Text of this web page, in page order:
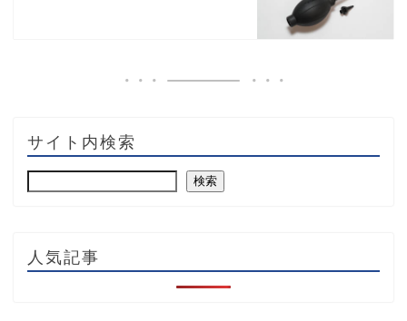
サイト内検索
検索
人気記事